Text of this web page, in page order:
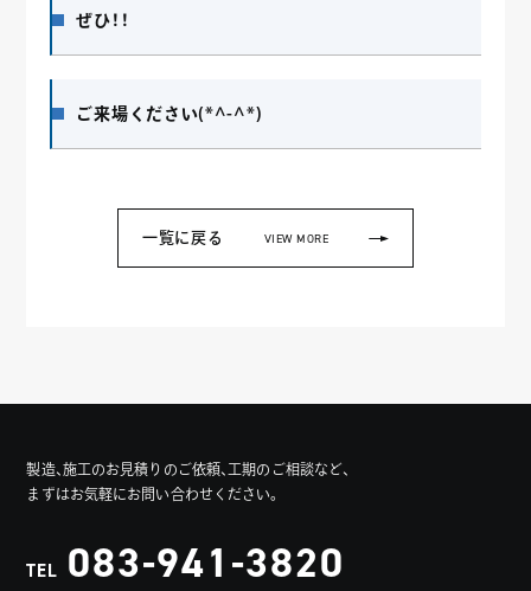
ぜひ！！
ご来場ください(*^-^*)
一覧に戻る VIEW MORE
製造、施工のお見積りのご依頼、工期のご相談など、
まずはお気軽にお問い合わせください。
TEL 083-941-3820